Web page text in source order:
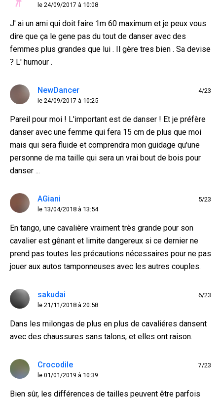
le 24/09/2017 à 10:08
J' ai un ami qui doit faire 1m 60 maximum et je peux vous
dire que ça le gene pas du tout de danser avec des
femmes plus grandes que lui . Il gère tres bien . Sa devise
? L' humour .
NewDancer
le 24/09/2017 à 10:25
4/23
Pareil pour moi ! L'important est de danser ! Et je préfère
danser avec une femme qui fera 15 cm de plus que moi
mais qui sera fluide et comprendra mon guidage qu'une
personne de ma taille qui sera un vrai bout de bois pour
danser ...
AGiani
le 13/04/2018 à 13:54
5/23
En tango, une cavalière vraiment très grande pour son
cavalier est gênant et limite dangereux si ce dernier ne
prend pas toutes les précautions nécessaires pour ne pas
jouer aux autos tamponneuses avec les autres couples.
sakudai
le 21/11/2018 à 20:58
6/23
Dans les milongas de plus en plus de cavaliéres dansent
avec des chaussures sans talons, et elles ont raison.
Crocodile
le 01/01/2019 à 10:39
7/23
Bien sûr, les différences de tailles peuvent être parfois